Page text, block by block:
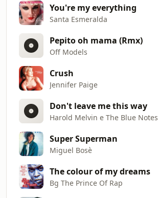
You're my everything
Santa Esmeralda
Pepito oh mama (Rmx)
Off Models
Crush
Jennifer Paige
Don't leave me this way
Harold Melvin e The Blue Notes
Super Superman
Miguel Bosè
The colour of my dreams
Bg The Prince Of Rap